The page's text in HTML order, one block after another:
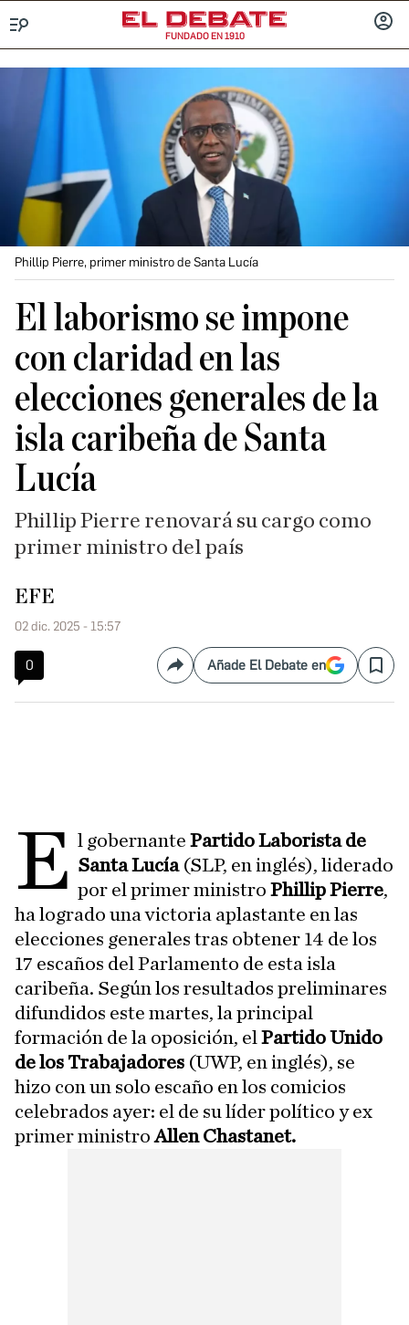
FUNDADO EN 1910
Phillip Pierre, primer ministro de Santa Lucía
El laborismo se impone
con claridad en las
elecciones generales de la
isla caribeña de Santa
Lucía
Phillip Pierre renovará su cargo como
primer ministro del país
EFE
02 dic. 2025 - 15:57
0 CompartirAñade El Debate en Save
E l gobernantePartido Laborista de
Santa Lucía (SLP, en inglés), liderado
por el primer ministroPhillip Pierre,
ha logrado una victoria aplastante en las
elecciones generales tras obtener 14 de los
17 escaños del Parlamento de esta isla
caribeña. Según los resultados preliminares
difundidos este martes, la principal
formación de la oposición, el Partido Unido
de los Trabajadores (UWP, en inglés), se
hizo con un solo escaño en los comicios
celebrados ayer: el de su líder político y ex
primer ministroAllen Chastanet.